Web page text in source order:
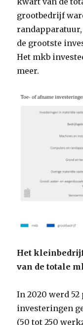
grootbedrijf
de grootste
Het mkb
meer.
Het
van de totale
In 2020 werd
investeringen
(50 tot 250